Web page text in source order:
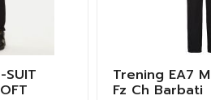
Trening EA7
Fz Ch Barbati